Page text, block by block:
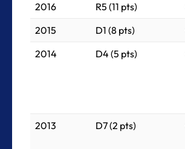
2016
R5 (11 pts)
2015
D1 (8 pts)
2014
D4 (5 pts)
2013
D7 (2 pts)